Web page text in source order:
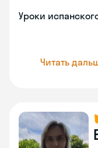
Уроки
Читать